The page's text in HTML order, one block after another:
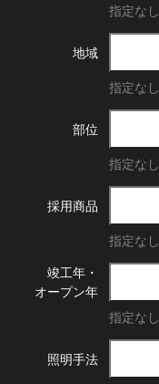
指定なし
地域
指定なし
部位
指定なし
採用商品
指定なし
竣工年・
オープン年
指定なし
照明手法